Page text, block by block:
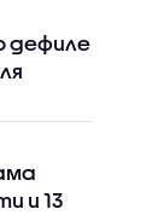
дефиле
и 13